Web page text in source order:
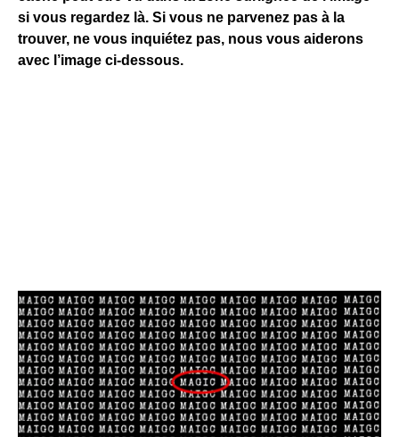
si vous regardez là. Si vous ne parvenez pas à la
trouver, ne vous inquiétez pas, nous vous aiderons
avec l’image ci-dessous.